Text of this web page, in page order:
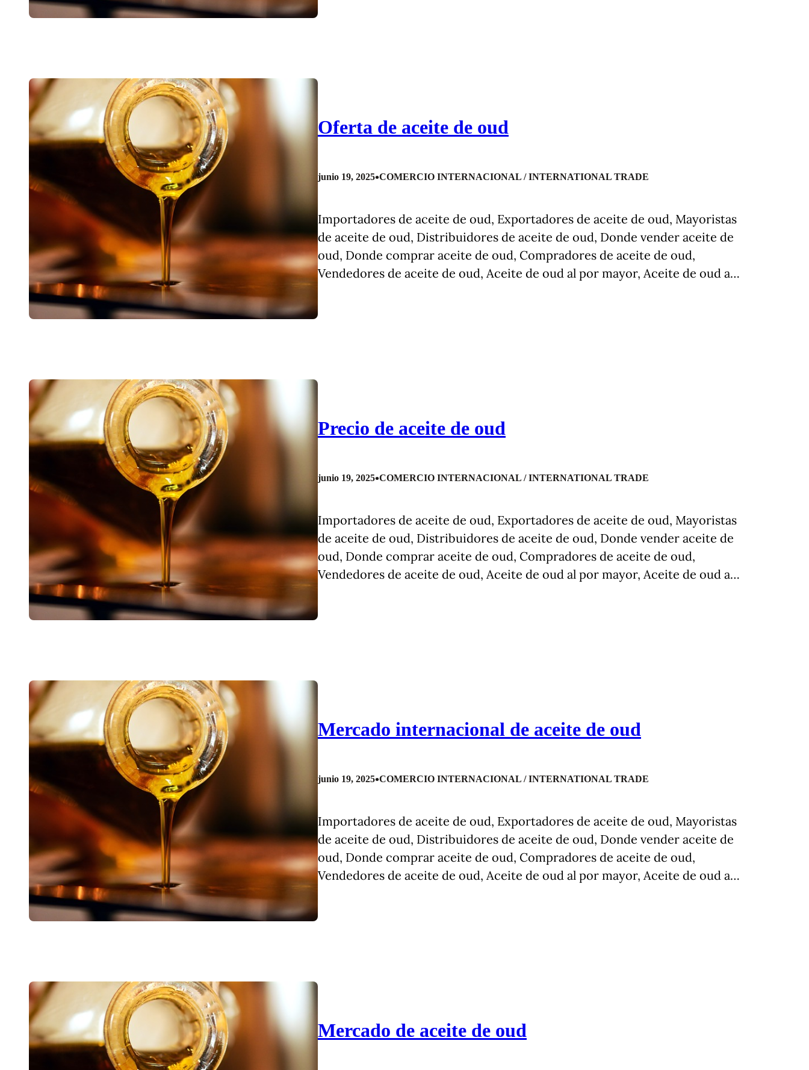
Oferta de aceite de oud
junio 19, 2025•COMERCIO INTERNACIONAL / INTERNATIONAL TRADE
Importadores de aceite de oud, Exportadores de aceite de oud, Mayoristas
de aceite de oud, Distribuidores de aceite de oud, Donde vender aceite de
oud, Donde comprar aceite de oud, Compradores de aceite de oud,
Vendedores de aceite de oud, Aceite de oud al por mayor, Aceite de oud a…
Precio de aceite de oud
junio 19, 2025•COMERCIO INTERNACIONAL / INTERNATIONAL TRADE
Importadores de aceite de oud, Exportadores de aceite de oud, Mayoristas
de aceite de oud, Distribuidores de aceite de oud, Donde vender aceite de
oud, Donde comprar aceite de oud, Compradores de aceite de oud,
Vendedores de aceite de oud, Aceite de oud al por mayor, Aceite de oud a…
Mercado internacional de aceite de oud
junio 19, 2025•COMERCIO INTERNACIONAL / INTERNATIONAL TRADE
Importadores de aceite de oud, Exportadores de aceite de oud, Mayoristas
de aceite de oud, Distribuidores de aceite de oud, Donde vender aceite de
oud, Donde comprar aceite de oud, Compradores de aceite de oud,
Vendedores de aceite de oud, Aceite de oud al por mayor, Aceite de oud a…
Mercado de aceite de oud